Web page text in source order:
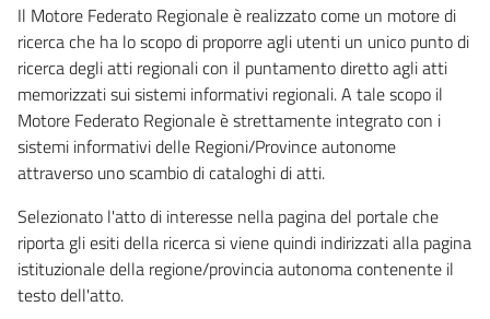
Il Motore Federato Regionale è realizzato come un motore di
ricerca che ha lo scopo di proporre agli utenti un unico punto di
ricerca degli atti regionali con il puntamento diretto agli atti
memorizzati sui sistemi informativi regionali. A tale scopo il
Motore Federato Regionale è strettamente integrato con i
sistemi informativi delle Regioni/Province autonome
attraverso uno scambio di cataloghi di atti.
Selezionato l'atto di interesse nella pagina del portale che
riporta gli esiti della ricerca si viene quindi indirizzati alla pagina
istituzionale della regione/provincia autonoma contenente il
testo dell'atto.